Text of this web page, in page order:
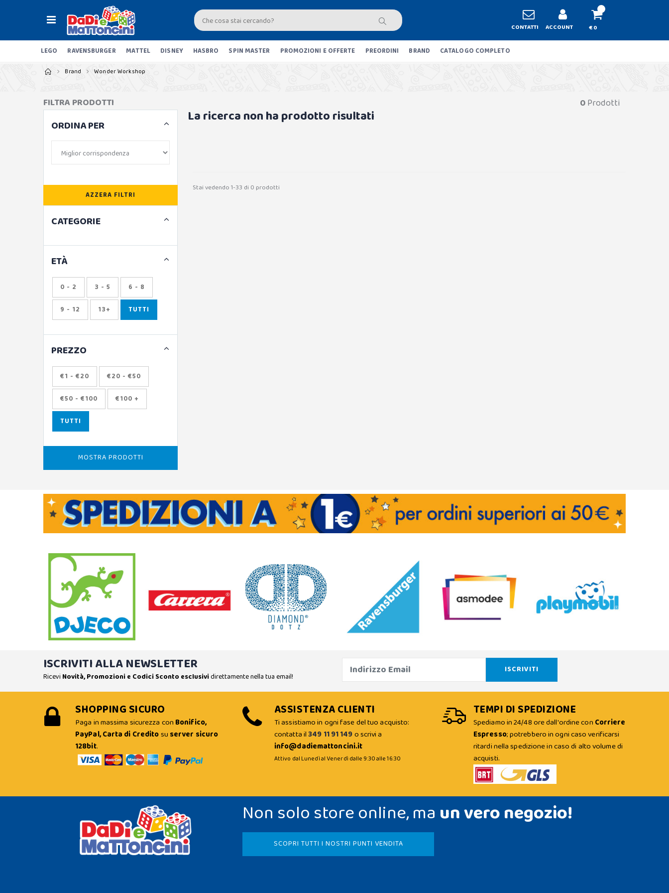
CONTATTI ACCOUNT € 0
LEGO RAVENSBURGER MATTEL DISNEY HASBRO SPIN MASTER PROMOZIONI E OFFERTE PREORDINI BRAND CATALOGO COMPLETO
Brand Wonder Workshop
0Prodotti
La ricerca non ha prodotto risultati
Stai vedendo 1-33 di 0 prodotti
FILTRA PRODOTTI
ORDINA PER
AZZERA FILTRI
CATEGORIE
ETÀ
0 - 2 3 - 5 6 - 8
9 - 12 13+ TUTTI
PREZZO
€1 - €20 €20 - €50
€50 - €100 €100 +
TUTTI
MOSTRA PRODOTTI
ISCRIVITI ALLA NEWSLETTER
Ricevi Novità, Promozioni e Codici Sconto esclusividirettamente nella tua email!
SHOPPING SICURO
Paga in massima sicurezza con Bonifico,
PayPal, Carta di Creditosu server sicuro
128bit.
ASSISTENZA CLIENTI
Ti assistiamo in ogni fase del tuo acquisto:
contatta il349 11 91 149o scrivi a
info@dadiemattoncini.it
Attivo dal Lunedì al Venerdì dalle 9:30 alle 16:30
TEMPI DI SPEDIZIONE
Spediamo in 24/48 ore dall'ordine con Corriere
Espresso; potrebbero in ogni caso verificarsi
ritardi nella spedizione in caso di alto volume di
acquisti.
Non solo store online, ma un vero negozio!
SCOPRI TUTTI I NOSTRI PUNTI VENDITA